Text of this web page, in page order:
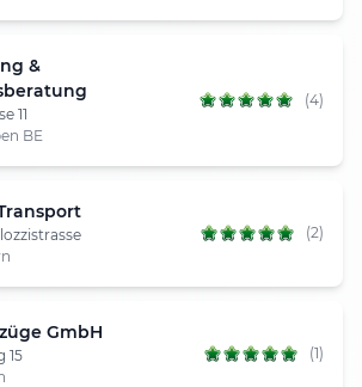
&
11
BE
(4)
(2)
GmbH
15
(1)